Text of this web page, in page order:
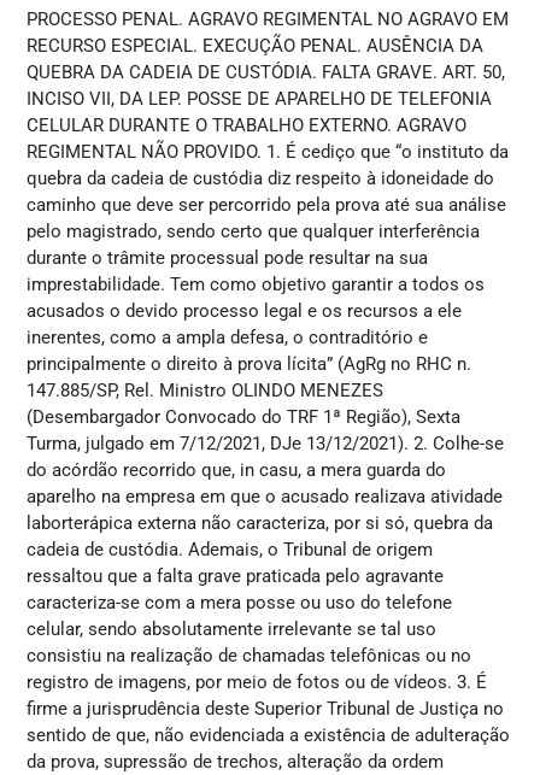
PROCESSO PENAL. AGRAVO REGIMENTAL NO AGRAVO EM
RECURSO ESPECIAL. EXECUÇÃO PENAL. AUSÊNCIA DA
QUEBRA DA CADEIA DE CUSTÓDIA. FALTA GRAVE. ART. 50,
INCISO VII, DA LEP. POSSE DE APARELHO DE TELEFONIA
CELULAR DURANTE O TRABALHO EXTERNO. AGRAVO
REGIMENTAL NÃO PROVIDO. 1. É cediço que “o instituto da
quebra da cadeia de custódia diz respeito à idoneidade do
caminho que deve ser percorrido pela prova até sua análise
pelo magistrado, sendo certo que qualquer interferência
durante o trâmite processual pode resultar na sua
imprestabilidade. Tem como objetivo garantir a todos os
acusados o devido processo legal e os recursos a ele
inerentes, como a ampla defesa, o contraditório e
principalmente o direito à prova lícita” (AgRg no RHC n.
147.885/SP, Rel. Ministro OLINDO MENEZES
(Desembargador Convocado do TRF 1ª Região), Sexta
Turma, julgado em 7/12/2021, DJe 13/12/2021). 2. Colhe-se
do acórdão recorrido que, in casu, a mera guarda do
aparelho na empresa em que o acusado realizava atividade
laborterápica externa não caracteriza, por si só, quebra da
cadeia de custódia. Ademais, o Tribunal de origem
ressaltou que a falta grave praticada pelo agravante
caracteriza-se com a mera posse ou uso do telefone
celular, sendo absolutamente irrelevante se tal uso
consistiu na realização de chamadas telefônicas ou no
registro de imagens, por meio de fotos ou de vídeos. 3. É
firme a jurisprudência deste Superior Tribunal de Justiça no
sentido de que, não evidenciada a existência de adulteração
da prova, supressão de trechos, alteração da ordem